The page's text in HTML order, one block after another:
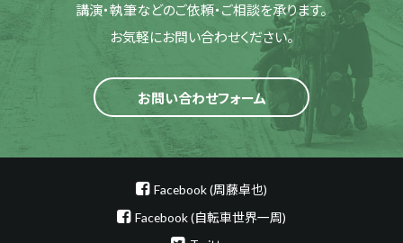
講演・執筆などのご依頼・ご相談を承ります。
お気軽にお問い合わせください。
お問い合わせフォーム
Facebook (周藤卓也)
Facebook (自転車世界一周)